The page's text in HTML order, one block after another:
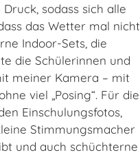
sodass sich alle
das Wetter mal nicht
Indoor-Sets, die
die Schülerinnen und
meiner Kamera – mit
viel „Posing“. Für die
Einschulungsfotos,
Stimmungsmacher
und auch schüchterne